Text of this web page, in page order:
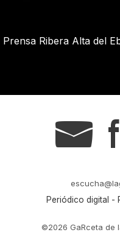
Prensa Ribera Alta del
g s
Periódico digital -
©2026 GaRceta de